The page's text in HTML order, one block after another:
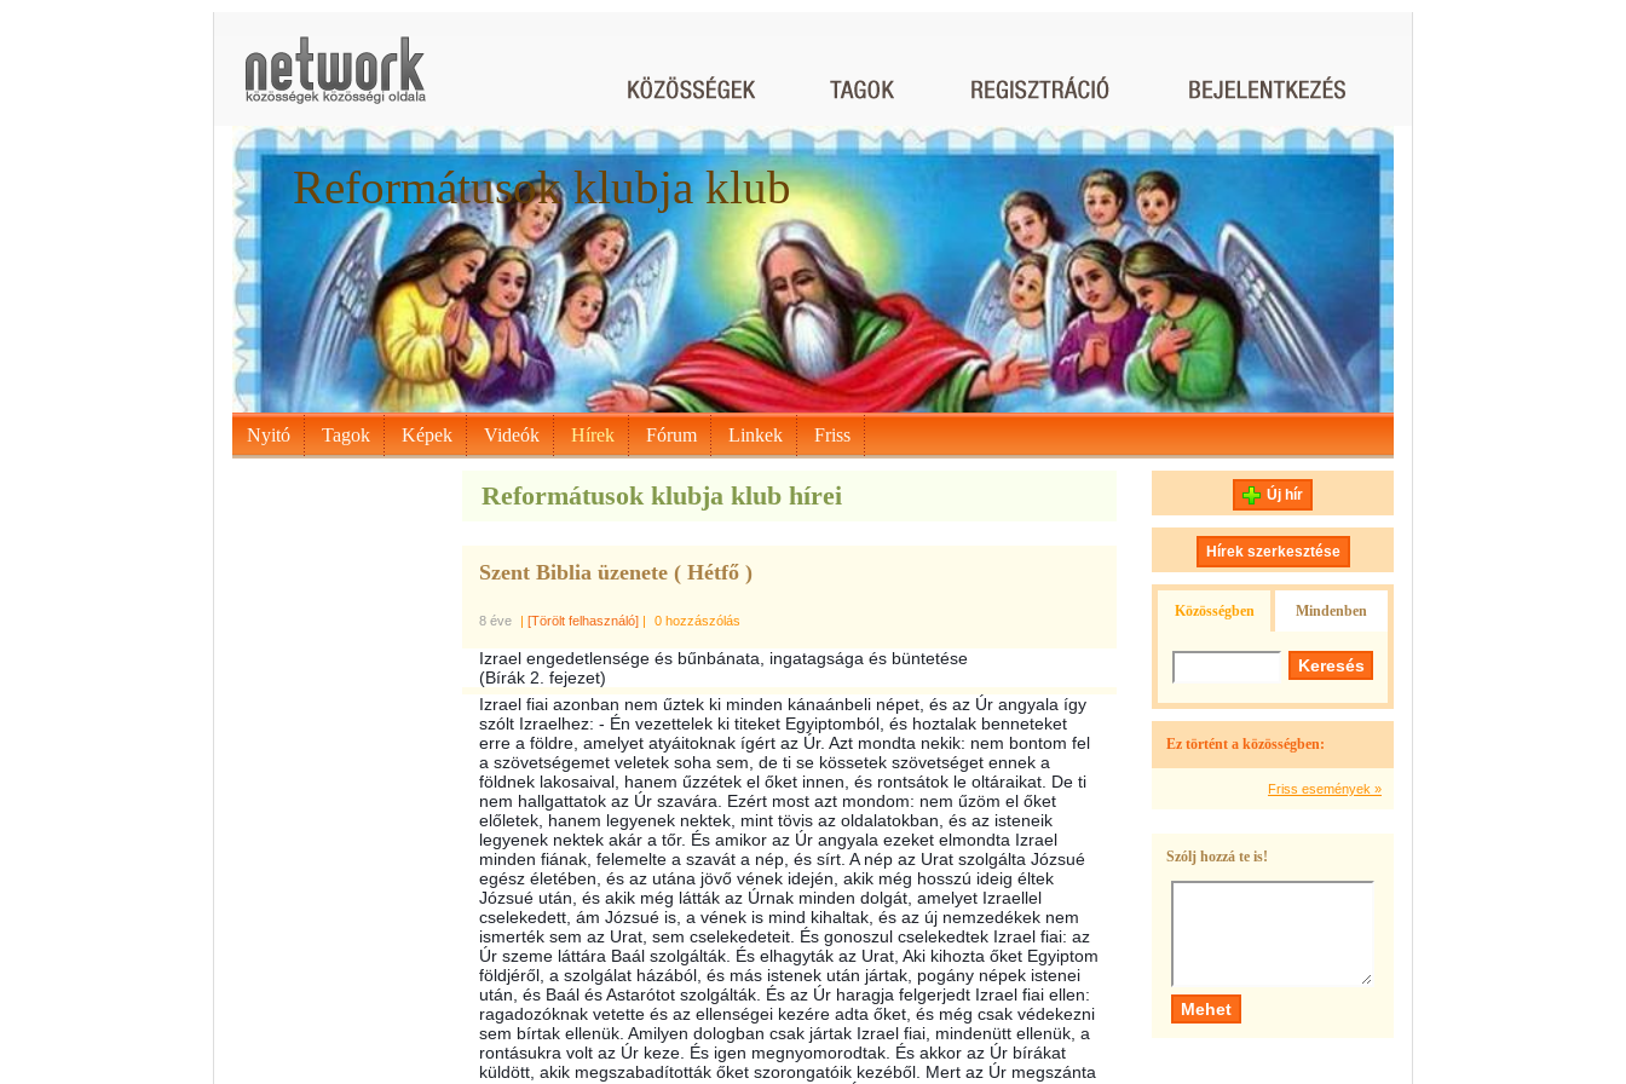
Reformátusok klubja klub
Nyitó Tagok Képek Videók Hírek Fórum Linkek Friss
Reformátusok klubja klub hírei
Szent Biblia üzenete ( Hétfő )
8 éve | [Törölt felhasználó] | 0 hozzászólás
Izrael engedetlensége és bűnbánata, ingatagsága és büntetése
(Bírák 2. fejezet)
Izrael fiai azonban nem űztek ki minden kánaánbeli népet, és az Úr angyala így
szólt Izraelhez: - Én vezettelek ki titeket Egyiptomból, és hoztalak benneteket
erre a földre, amelyet atyáitoknak ígért az Úr. Azt mondta nekik: nem bontom fel
a szövetségemet veletek soha sem, de ti se kössetek szövetséget ennek a
földnek lakosaival, hanem űzzétek el őket innen, és rontsátok le oltáraikat. De ti
nem hallgattatok az Úr szavára. Ezért most azt mondom: nem űzöm el őket
előletek, hanem legyenek nektek, mint tövis az oldalatokban, és az isteneik
legyenek nektek akár a tőr. És amikor az Úr angyala ezeket elmondta Izrael
minden fiának, felemelte a szavát a nép, és sírt. A nép az Urat szolgálta Józsué
egész életében, és az utána jövő vének idején, akik még hosszú ideig éltek
Józsué után, és akik még látták az Úrnak minden dolgát, amelyet Izraellel
cselekedett, ám Józsué is, a vének is mind kihaltak, és az új nemzedékek nem
ismerték sem az Urat, sem cselekedeteit. És gonoszul cselekedtek Izrael fiai: az
Úr szeme láttára Baál szolgálták. És elhagyták az Urat, Aki kihozta őket Egyiptom
földjéről, a szolgálat házából, és más istenek után jártak, pogány népek istenei
után, és Baál és Astarótot szolgálták. És az Úr haragja felgerjedt Izrael fiai ellen:
ragadozóknak vetette és az ellenségei kezére adta őket, és még csak védekezni
sem bírtak ellenük. Amilyen dologban csak jártak Izrael fiai, mindenütt ellenük, a
rontásukra volt az Úr keze. És igen megnyomorodtak. És akkor az Úr bírákat
küldött, akik megszabadították őket szorongatóik kezéből. Mert az Úr megszánta
Új hír
Hírek szerkesztése
Közösségben Mindenben
Ez történt a közösségben:
Friss események »
Szólj hozzá te is!